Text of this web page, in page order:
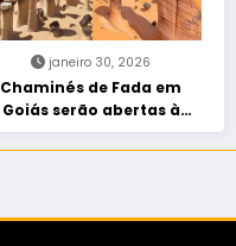
janeiro 30, 2026
Chaminés de Fada em
Goiás serão abertas à
visitação controlada